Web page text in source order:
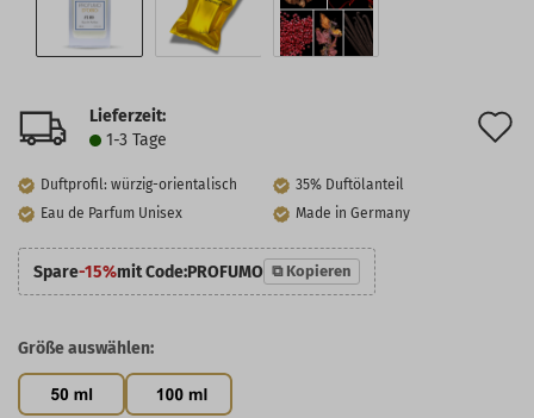
Lieferzeit:
1-3 Tage
Duftprofil: würzig-orientalisch
35% Duftölanteil
Eau de Parfum Unisex
Made in Germany
Spare-15%mit Code:PROFUMO ⧉ Kopieren
Größe auswählen: